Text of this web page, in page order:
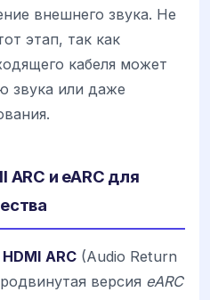
внешнего звука. Не
этап, так как
кабеля может
звука или даже
ARC и eARC для
HDMI ARC (Audio Return
версия eARC